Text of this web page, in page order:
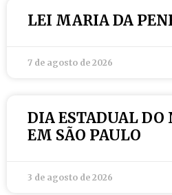
LEI MARIA DA
7 de agosto de 2026
DIA ESTADUAL DO
EM SÃO PAULO
3 de agosto de 2026